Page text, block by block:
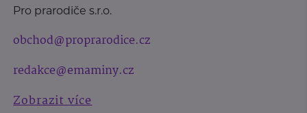
Pro prarodiče s.r.o.
obchod@proprarodice.cz
redakce@emaminy.cz
Zobrazit více